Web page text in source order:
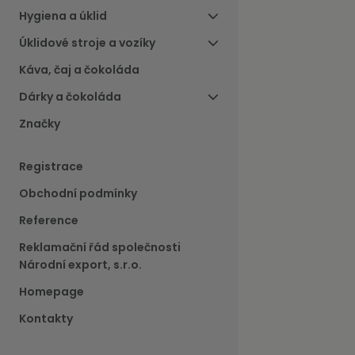
Hygiena a úklid
Úklidové stroje a vozíky
Káva, čaj a čokoláda
Dárky a čokoláda
Značky
Registrace
Obchodní podmínky
Reference
Reklamační řád společnosti
Národní export, s.r.o.
Homepage
Kontakty